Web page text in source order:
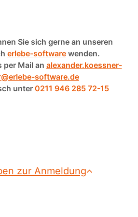
Sie sich gerne an unseren
erlebe-software wenden.
per Mail an alexander.koessner-
software.de
unter0211 946 285 72-15
zur Anmeldung